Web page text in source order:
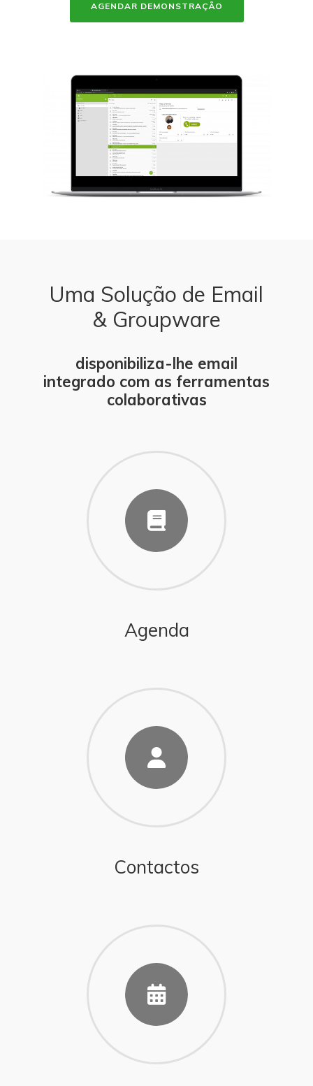
AGENDAR DEMONSTRAÇÃO
Uma Solução de Email
& Groupware
disponibiliza-lhe email
integrado com as ferramentas
colaborativas
Agenda
Contactos